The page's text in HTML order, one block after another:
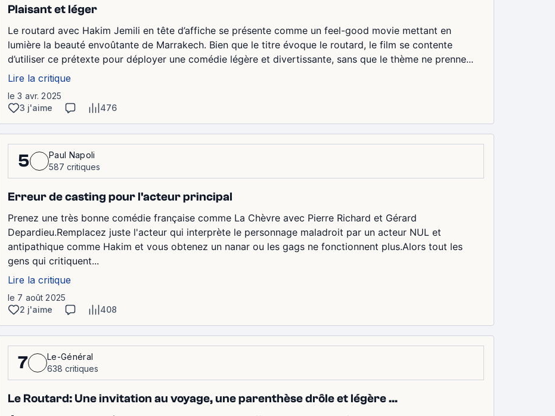
Plaisant et léger
Le routard avec Hakim Jemili en tête d’affiche se présente comme un feel-good movie mettant en
lumière la beauté envoûtante de Marrakech. Bien que le titre évoque le routard, le film se contente
d’utiliser ce prétexte pour déployer une comédie légère et divertissante, sans que le thème ne prenne...
Lire la critique
le 3 avr. 2025
3 j'aime
476
5
Paul Napoli
587 critiques
Erreur de casting pour l'acteur principal
Prenez une très bonne comédie française comme La Chèvre avec Pierre Richard et Gérard
Depardieu.Remplacez juste l'acteur qui interprète le personnage maladroit par un acteur NUL et
antipathique comme Hakim et vous obtenez un nanar ou les gags ne fonctionnent plus.Alors tout les
gens qui critiquent...
Lire la critique
le 7 août 2025
2 j'aime
408
7
Le-Général
638 critiques
Le Routard: Une invitation au voyage, une parenthèse drôle et légère ...